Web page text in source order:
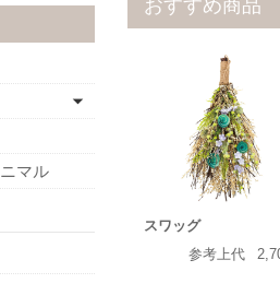
おすすめ商品
スワッグ
参考上代
マル